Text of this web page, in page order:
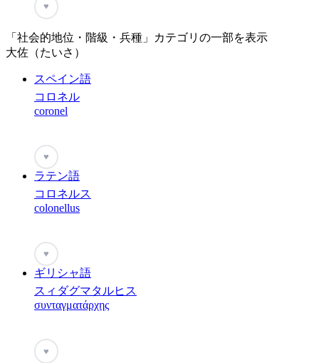
♥
「社会的地位・階級・兵種」カテゴリの一部を表示
大佐（たいさ）
スペイン語
コロネル
coronel
♥
ラテン語
コロネルス
colonellus
♥
ギリシャ語
スィダグマタルヒス
συνταγματάρχης
♥